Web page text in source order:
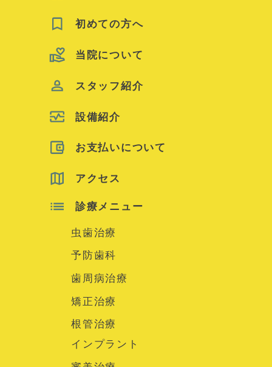
初めての方へ
当院について
スタッフ紹介
設備紹介
お支払いについて
アクセス
診療メニュー
虫歯治療
予防歯科
歯周病治療
矯正治療
根管治療
インプラント